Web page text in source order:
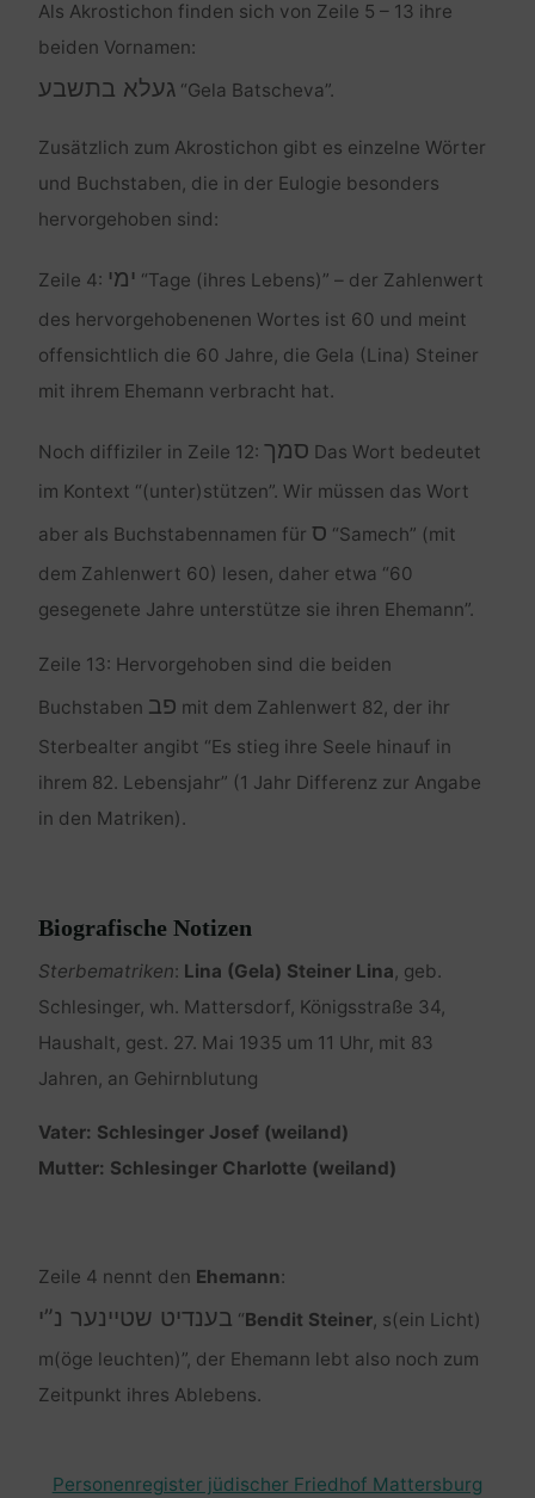
Als Akrostichon finden sich von Zeile 5 – 13 ihre
beiden Vornamen:
געלא בתשבע“Gela Batscheva”.
Zusätzlich zum Akrostichon gibt es einzelne Wörter
und Buchstaben, die in der Eulogie besonders
hervorgehoben sind:
Zeile 4: ימי “Tage (ihres Lebens)” – der Zahlenwert
des hervorgehobenenen Wortes ist 60 und meint
offensichtlich die 60 Jahre, die Gela (Lina) Steiner
mit ihrem Ehemann verbracht hat.
Noch diffiziler in Zeile 12: סמך Das Wort bedeutet
im Kontext “(unter)stützen”. Wir müssen das Wort
aber als Buchstabennamen für ס “Samech” (mit
dem Zahlenwert 60) lesen, daher etwa “60
gesegenete Jahre unterstütze sie ihren Ehemann”.
Zeile 13: Hervorgehoben sind die beiden
Buchstaben פב mit dem Zahlenwert 82, der ihr
Sterbealter angibt “Es stieg ihre Seele hinauf in
ihrem 82. Lebensjahr” (1 Jahr Differenz zur Angabe
in den Matriken).
Biografische Notizen
Sterbematriken: Lina (Gela) Steiner Lina, geb.
Schlesinger, wh. Mattersdorf, Königsstraße 34,
Haushalt, gest. 27. Mai 1935 um 11 Uhr, mit 83
Jahren, an Gehirnblutung
Vater: Schlesinger Josef (weiland)
Mutter: Schlesinger Charlotte (weiland)
Zeile 4 nennt den Ehemann:
בענדיט שטיינער נ”י “Bendit Steiner, s(ein Licht)
m(öge leuchten)”, der Ehemann lebt also noch zum
Zeitpunkt ihres Ablebens.
Personenregister jüdischer Friedhof Mattersburg